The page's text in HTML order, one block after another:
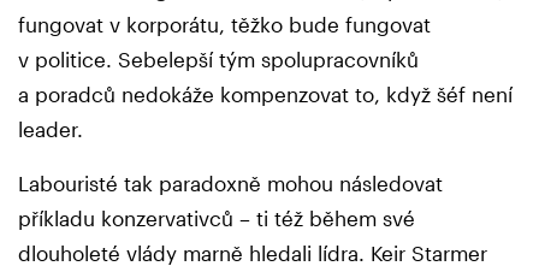
fungovat v korporátu, těžko bude fungovat
v politice. Sebelepší tým spolupracovníků
a poradců nedokáže kompenzovat to, když šéf není
leader.
Labouristé tak paradoxně mohou následovat
příkladu konzervativců – ti též během své
dlouholeté vlády marně hledali lídra. Keir Starmer